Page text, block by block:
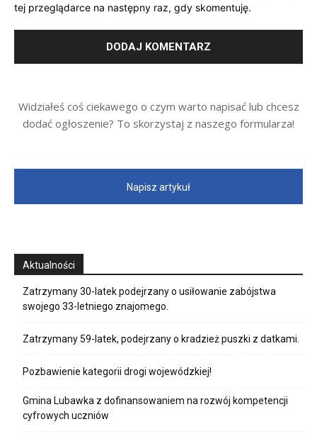
tej przeglądarce na następny raz, gdy skomentuję.
Widziałeś coś ciekawego o czym warto napisać lub chcesz
dodać ogłoszenie? To skorzystaj z naszego formularza!
Napisz artykuł
Aktualności
Zatrzymany 30-latek podejrzany o usiłowanie zabójstwa
swojego 33-letniego znajomego.
Zatrzymany 59-latek, podejrzany o kradzież puszki z datkami.
Pozbawienie kategorii drogi wojewódzkiej!
Gmina Lubawka z dofinansowaniem na rozwój kompetencji
cyfrowych uczniów